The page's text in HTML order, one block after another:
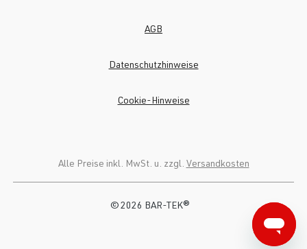
Alle Preise inkl. MwSt. u. zzgl. Versandkosten
AGB
Datenschutzhinweise
Cookie-Hinweise
© 2026 BAR-TEK®